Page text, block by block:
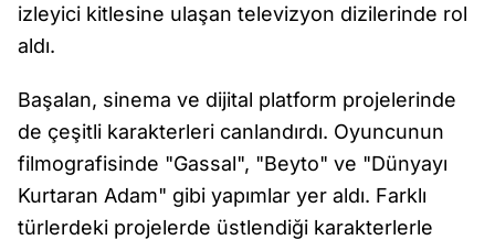
izleyici kitlesine ulaşan televizyon dizilerinde rol
aldı.
Başalan, sinema ve dijital platform projelerinde
de çeşitli karakterleri canlandırdı. Oyuncunun
filmografisinde "Gassal", "Beyto" ve "Dünyayı
Kurtaran Adam" gibi yapımlar yer aldı. Farklı
türlerdeki projelerde üstlendiği karakterlerle